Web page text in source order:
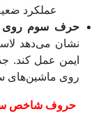
عملکرد
حرف سوم روی
نشان می‌دهد
ایمن عمل
روی ماشین‌های
حروف شاخص